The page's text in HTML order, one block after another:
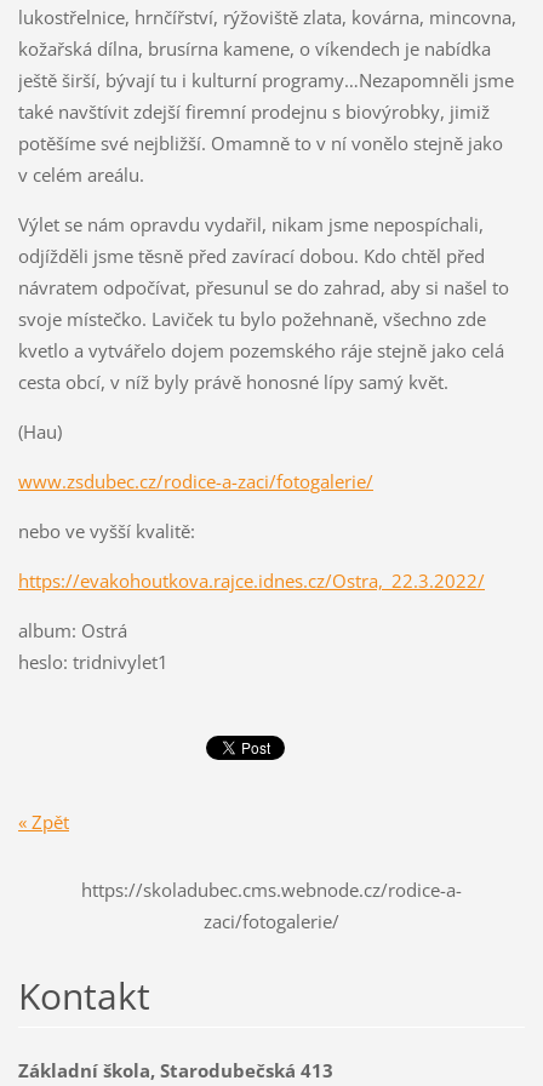
lukostřelnice, hrnčířství, rýžoviště zlata, kovárna, mincovna,
kožařská dílna, brusírna kamene, o víkendech je nabídka
ještě širší, bývají tu i kulturní programy…Nezapomněli jsme
také navštívit zdejší firemní prodejnu s biovýrobky, jimiž
potěšíme své nejbližší. Omamně to v ní vonělo stejně jako
v celém areálu.
Výlet se nám opravdu vydařil, nikam jsme nepospíchali,
odjížděli jsme těsně před zavírací dobou. Kdo chtěl před
návratem odpočívat, přesunul se do zahrad, aby si našel to
svoje místečko. Laviček tu bylo požehnaně, všechno zde
kvetlo a vytvářelo dojem pozemského ráje stejně jako celá
cesta obcí, v níž byly právě honosné lípy samý květ.
(Hau)
www.zsdubec.cz/rodice-a-zaci/fotogalerie/
nebo ve vyšší kvalitě:
https://evakohoutkova.rajce.idnes.cz/Ostra,_22.3.2022/
album: Ostrá
heslo: tridnivylet1
« Zpět
https://skoladubec.cms.webnode.cz/rodice-a-
zaci/fotogalerie/
Kontakt
Základní škola, Starodubečská 413